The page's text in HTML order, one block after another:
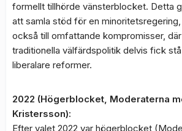
formellt tillhörde vänsterblocket. Detta
att samla stöd för en
också till omfattande kompromisser,
traditionella välfärdspolitik delvis fick
liberalare reformer.
2022 (Högerblocket, Moderaterna
Kristersson):
Efter valet 2022 var högerblocket